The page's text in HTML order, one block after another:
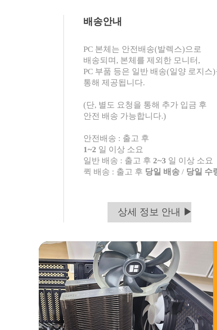
PC 본체는 안전배송(발렉스)으로
배송되며, 본체를 제외한 모니터,
PC 부품 등은 일반 배송(일양 로지스
통해 제공됩니다.
(단, 별도 요청을 통해 추가 입금 후
안전 배송 가능합니다.)
안전배송 : 출고 후
1~2 일 이상 소요
일반 배송 : 출고 후 2~3 일 이상 소요
퀵 배송 : 출고 후 당일 배송 / 당일 수
배송안내
상세 정보 안내 ▶